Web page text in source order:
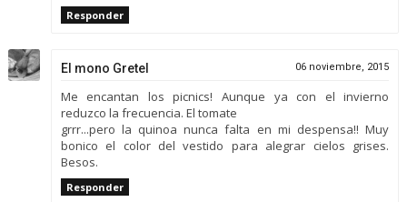
Responder
El mono Gretel 06 noviembre, 2015
Me encantan los picnics! Aunque ya con el invierno
reduzco la frecuencia. El tomate
grrr...pero la quinoa nunca falta en mi despensa!! Muy
bonico el color del vestido para alegrar cielos grises.
Besos.
Responder